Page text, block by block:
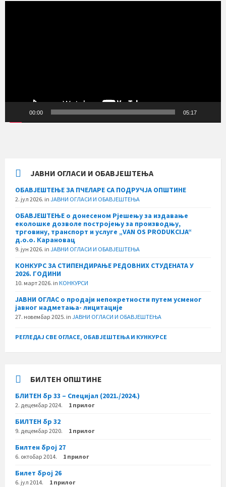
00:00 05:17
ЈАВНИ ОГЛАСИ И ОБАВЈЕШТЕЊА
ОБАВЈЕШТЕЊЕ ЗА ПЧЕЛАРЕ СА ПОДРУЧЈА ОПШТИНЕ
2. јул 2026. in ЈАВНИ ОГЛАСИ И ОБАВЈЕШТЕЊА
ОБАВЈЕШТЕЊЕ о донесеном Рјешењу за издавање
еколошке дозволе постројењу за производњу,
трговину, транспорт и услуге „VAN OS PRODUKCIJA“
д.о.о. Карановац
9. јун 2026. in ЈАВНИ ОГЛАСИ И ОБАВЈЕШТЕЊА
КОНКУРС ЗА СТИПЕНДИРАЊЕ РЕДОВНИХ СТУДЕНАТА У
2026. ГОДИНИ
10. март 2026. in КОНКУРСИ
ЈАВНИ ОГЛАС о продаји непокретности путем усменог
јавног надметања- лицитације
27. новембар 2025. in ЈАВНИ ОГЛАСИ И ОБАВЈЕШТЕЊА
РЕГЛЕДАЈ СВЕ ОГЛАСЕ, ОБАВЈЕШТЕЊА И КУНКУРСЕ
БИЛТЕН ОПШТИНЕ
БЛИТЕН бр 33 – Специјал (2021./2024.)
2. децембар 2024. 1 прилог
БИЛТЕН бр 32
9. децембар 2020. 1 прилог
Билтен број 27
6. октобар 2014. 1 прилог
Билет број 26
6. јул 2014. 1 прилог